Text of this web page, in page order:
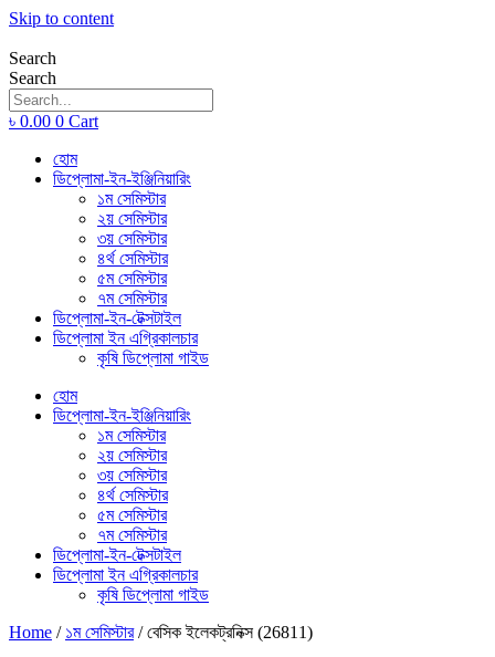
Skip to content
Search
Search
৳ 0.00 0 Cart
হোম
ডিপ্লোমা-ইন-ইঞ্জিনিয়ারিং
১ম সেমিস্টার
২য় সেমিস্টার
৩য় সেমিস্টার
৪র্থ সেমিস্টার
৫ম সেমিস্টার
৭ম সেমিস্টার
ডিপ্লোমা-ইন-টেক্সটাইল
ডিপ্লোমা ইন এগ্রিকালচার
কৃষি ডিপ্লোমা গাইড
হোম
ডিপ্লোমা-ইন-ইঞ্জিনিয়ারিং
১ম সেমিস্টার
২য় সেমিস্টার
৩য় সেমিস্টার
৪র্থ সেমিস্টার
৫ম সেমিস্টার
৭ম সেমিস্টার
ডিপ্লোমা-ইন-টেক্সটাইল
ডিপ্লোমা ইন এগ্রিকালচার
কৃষি ডিপ্লোমা গাইড
Home / ১ম সেমিস্টার/ বেসিক ইলেকট্রনিক্স (26811)